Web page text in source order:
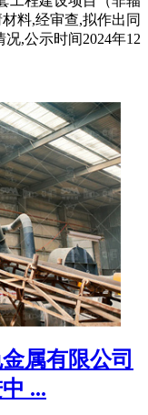
料,经审查,拟作出同
,公示时间2024年12
属有限公司
...